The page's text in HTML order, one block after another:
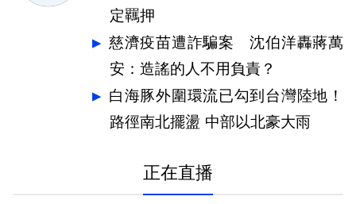
定羈押
慈濟疫苗遭詐騙案 沈伯洋轟蔣萬
安：造謠的人不用負責？
白海豚外圍環流已勾到台灣陸地！
路徑南北擺盪 中部以北豪大雨
正在直播